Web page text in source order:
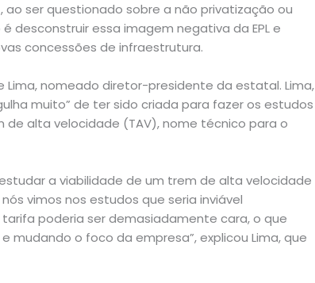
ao ser questionado sobre a não privatização ou
desconstruir essa imagem negativa da EPL e
concessões de infraestrutura.
Lima, nomeado diretor-presidente da estatal. Lima,
muito” de ter sido criada para fazer os estudos
alta velocidade (TAV), nome técnico para o
a viabilidade de um trem de alta velocidade
vimos nos estudos que seria inviável
poderia ser demasiadamente cara, o que
mudando o foco da empresa”, explicou Lima, que